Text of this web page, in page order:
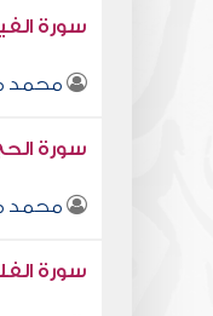
سورة
محمد
سورة
محمد
سورة